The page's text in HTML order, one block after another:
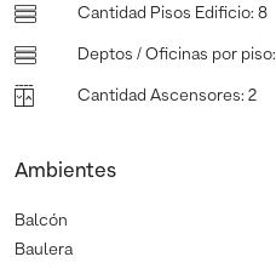
Cantidad Pisos Edificio: 8
Deptos / Oficinas por piso:
Cantidad Ascensores: 2
Ambientes
Balcón
Baulera